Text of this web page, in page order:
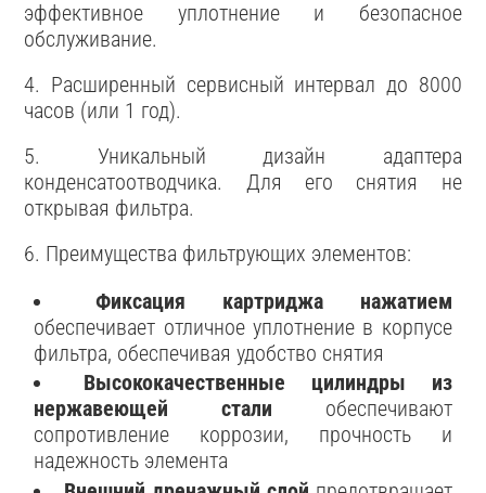
эффективное уплотнение и безопасное
обслуживание.
4. Расширенный сервисный интервал до 8000
часов (или 1 год).
5. Уникальный дизайн адаптера
конденсатоотводчика. Для его снятия не
открывая фильтра.
6. Преимущества фильтрующих элементов:
Фиксация картриджа нажатием
обеспечивает отличное уплотнение в корпусе
фильтра, обеспечивая удобство снятия
Высококачественные цилиндры из
нержавеющей стали обеспечивают
сопротивление коррозии, прочность и
надежность элемента